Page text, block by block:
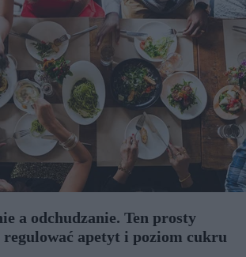
a odchudzanie. Ten prosty
regulować apetyt i poziom cukru